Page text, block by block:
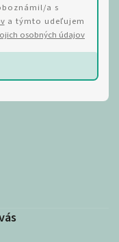
a s
a týmto udeľujem
osobných údajov